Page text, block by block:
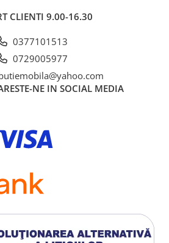
CLIENTI 9.00-16.30
0377101513
0729005977
NE IN SOCIAL MEDIA